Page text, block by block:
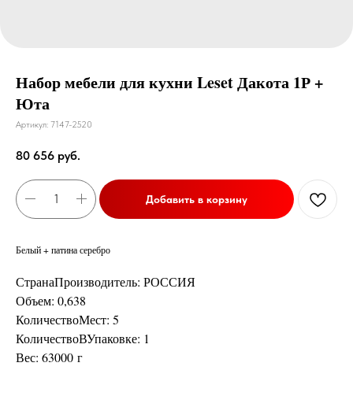
Набор мебели для кухни Leset Дакота 1Р +
Юта
Артикул: 7147-2520
80 656 руб.
Добавить в корзину
Белый + патина серебро
СтранаПроизводитель: РОССИЯ
Объем: 0,638
КоличествоМест: 5
КоличествоВУпаковке: 1
Вес: 63000 г